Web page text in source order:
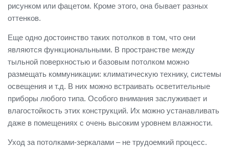
рисунком или фацетом. Кроме этого, она бывает разных
оттенков.
Еще одно достоинство таких потолков в том, что они
являются функциональными. В пространстве между
тыльной поверхностью и базовым потолком можно
размещать коммуникации: климатическую технику, системы
освещения и т.д. В них можно встраивать осветительные
приборы любого типа. Особого внимания заслуживает и
влагостойкость этих конструкций. Их можно устанавливать
даже в помещениях с очень высоким уровнем влажности.
Уход за потолками-зеркалами – не трудоемкий процесс.